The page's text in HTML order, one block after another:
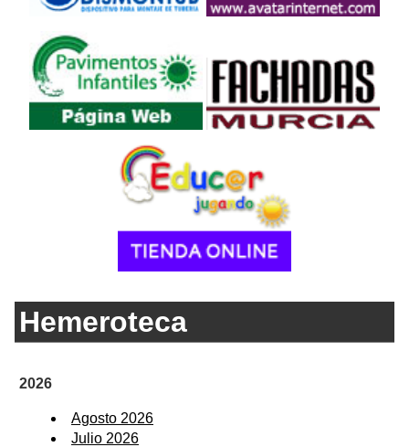
Hemeroteca
2026
Agosto 2026
Julio 2026